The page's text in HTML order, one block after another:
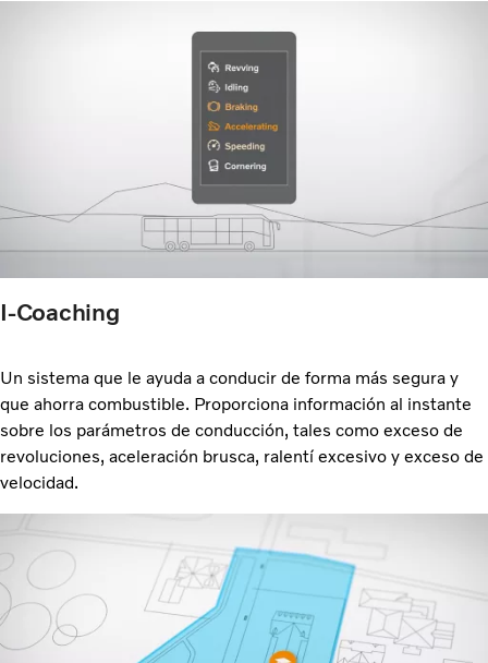
I-Coaching
Un sistema que le ayuda a conducir de forma más segura y
que ahorra combustible. Proporciona información al instante
sobre los parámetros de conducción, tales como exceso de
revoluciones, aceleración brusca, ralentí excesivo y exceso de
velocidad.